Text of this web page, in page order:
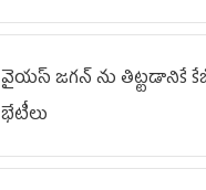
వైయ‌స్ జగన్‌ ను తిట్టడానికే
భేటీలు